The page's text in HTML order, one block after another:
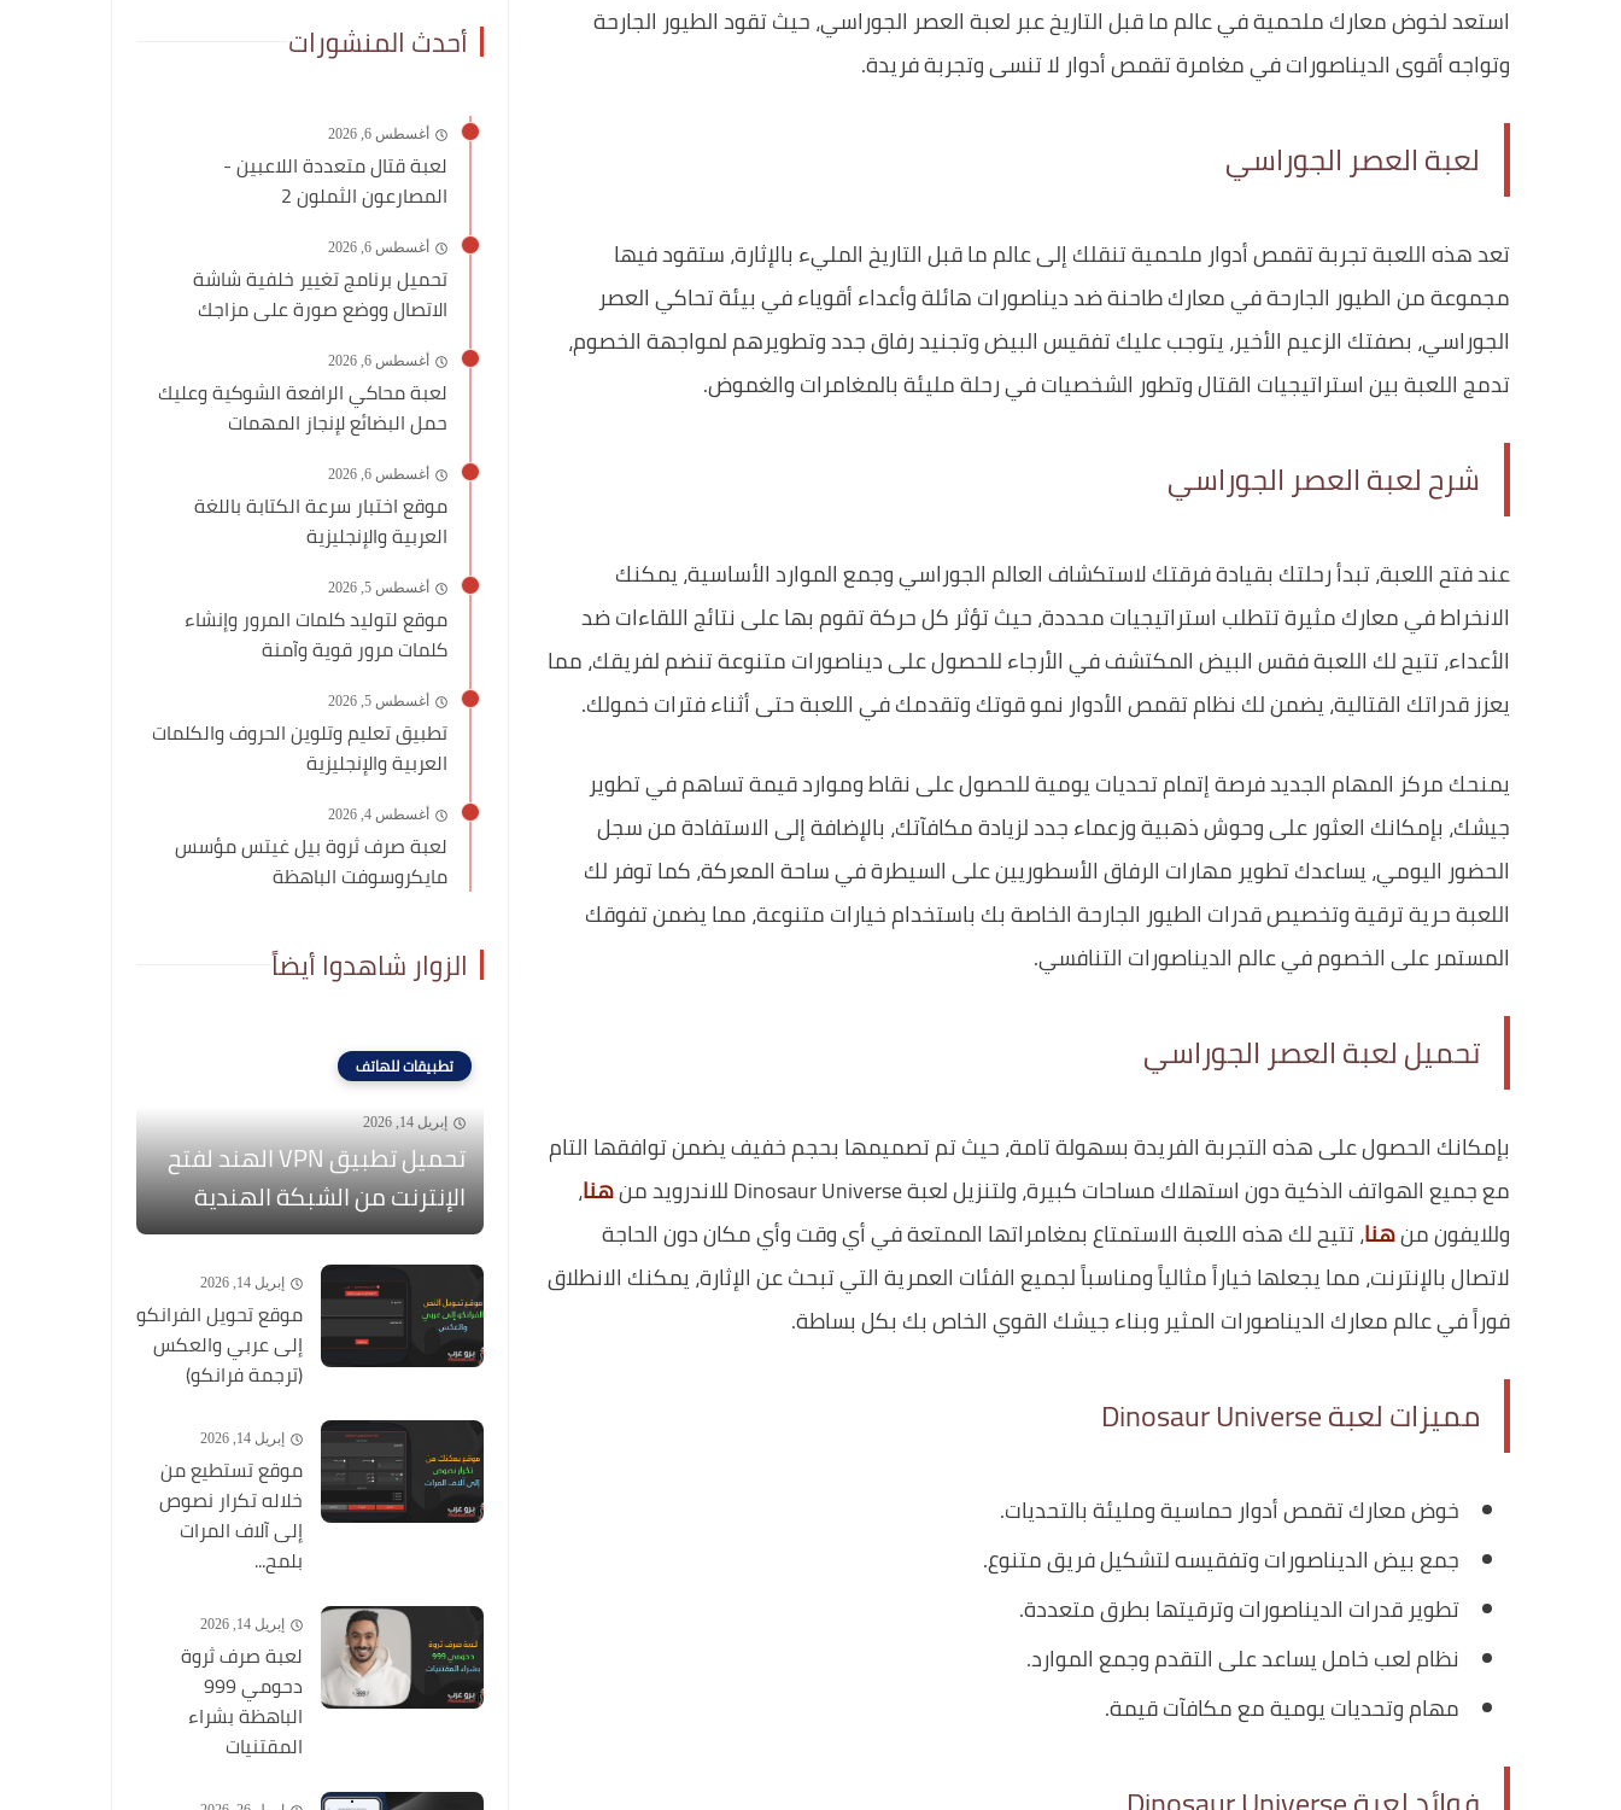
استعد لخوض معارك ملحمية في عالم ما قبل التاريخ عبر لعبة العصر الجوراسي، حيث تقود الطيور الجارحة
وتواجه أقوى الديناصورات في مغامرة تقمص أدوار لا تنسى وتجربة فريدة.
لعبة العصر الجوراسي
تعد هذه اللعبة تجربة تقمص أدوار ملحمية تنقلك إلى عالم ما قبل التاريخ المليء بالإثارة، ستقود فيها
مجموعة من الطيور الجارحة في معارك طاحنة ضد ديناصورات هائلة وأعداء أقوياء في بيئة تحاكي العصر
الجوراسي، بصفتك الزعيم الأخير، يتوجب عليك تفقيس البيض وتجنيد رفاق جدد وتطويرهم لمواجهة الخصوم،
تدمج اللعبة بين استراتيجيات القتال وتطور الشخصيات في رحلة مليئة بالمغامرات والغموض.
شرح لعبة العصر الجوراسي
عند فتح اللعبة، تبدأ رحلتك بقيادة فرقتك لاستكشاف العالم الجوراسي وجمع الموارد الأساسية، يمكنك
الانخراط في معارك مثيرة تتطلب استراتيجيات محددة، حيث تؤثر كل حركة تقوم بها على نتائج اللقاءات ضد
الأعداء، تتيح لك اللعبة فقس البيض المكتشف في الأرجاء للحصول على ديناصورات متنوعة تنضم لفريقك، مما
يعزز قدراتك القتالية، يضمن لك نظام تقمص الأدوار نمو قوتك وتقدمك في اللعبة حتى أثناء فترات خمولك.
يمنحك مركز المهام الجديد فرصة إتمام تحديات يومية للحصول على نقاط وموارد قيمة تساهم في تطوير
جيشك، بإمكانك العثور على وحوش ذهبية وزعماء جدد لزيادة مكافآتك، بالإضافة إلى الاستفادة من سجل
الحضور اليومي، يساعدك تطوير مهارات الرفاق الأسطوريين على السيطرة في ساحة المعركة، كما توفر لك
اللعبة حرية ترقية وتخصيص قدرات الطيور الجارحة الخاصة بك باستخدام خيارات متنوعة، مما يضمن تفوقك
المستمر على الخصوم في عالم الديناصورات التنافسي.
تحميل لعبة العصر الجوراسي
بإمكانك الحصول على هذه التجربة الفريدة بسهولة تامة، حيث تم تصميمها بحجم خفيف يضمن توافقها التام
مع جميع الهواتف الذكية دون استهلاك مساحات كبيرة، ولتنزيل لعبة Dinosaur Universe للاندرويد من
هنا،
وللايفون منهنا، تتيح لك هذه اللعبة الاستمتاع بمغامراتها الممتعة في أي وقت وأي مكان دون الحاجة
لاتصال بالإنترنت، مما يجعلها خياراً مثالياً ومناسباً لجميع الفئات العمرية التي تبحث عن الإثارة، يمكنك الانطلاق
فوراً في عالم معارك الديناصورات المثير وبناء جيشك القوي الخاص بك بكل بساطة.
مميزات لعبة Dinosaur Universe
خوض معارك تقمص أدوار حماسية ومليئة بالتحديات.
جمع بيض الديناصورات وتفقيسه لتشكيل فريق متنوع.
تطوير قدرات الديناصورات وترقيتها بطرق متعددة.
نظام لعب خامل يساعد على التقدم وجمع الموارد.
مهام وتحديات يومية مع مكافآت قيمة.
أحدث المنشورات
أغسطس 6, 2026
لعبة قتال متعددة اللاعبين -
المصارعون الثملون 2
أغسطس 6, 2026
تحميل برنامج تغيير خلفية شاشة
الاتصال ووضع صورة على مزاجك
أغسطس 6, 2026
لعبة محاكي الرافعة الشوكية وعليك
حمل البضائع لإنجاز المهمات
أغسطس 6, 2026
موقع اختبار سرعة الكتابة باللغة
العربية والإنجليزية
أغسطس 5, 2026
موقع لتوليد كلمات المرور وإنشاء
كلمات مرور قوية وآمنة
أغسطس 5, 2026
تطبيق تعليم وتلوين الحروف والكلمات
العربية والإنجليزية
أغسطس 4, 2026
لعبة صرف ثروة بيل غيتس مؤسس
مايكروسوفت الباهظة
الزوار شاهدوا أيضاً
تطبيقات للهاتف
إبريل 14, 2026
تحميل تطبيق VPN الهند لفتح
الإنترنت من الشبكة الهندية
إبريل 14, 2026
موقع تحويل الفرانكو
إلى عربي والعكس
(ترجمة فرانكو)
إبريل 14, 2026
موقع تستطيع من
خلاله تكرار نصوص
إلى آلاف المرات
بلمح...
إبريل 14, 2026
لعبة صرف ثروة
دحومي 999
الباهظة بشراء
المقتنيات